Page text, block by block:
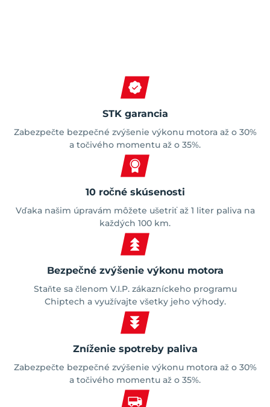
STK garancia
Zabezpečte bezpečné zvýšenie výkonu motora až o 30%
a točivého momentu až o 35%.
10 ročné skúsenosti
Vďaka našim úpravám môžete ušetriť až 1 liter paliva na
každých 100 km.
Bezpečné zvýšenie výkonu motora
Staňte sa členom V.I.P. zákazníckeho programu
Chiptech a využívajte všetky jeho výhody.
Zníženie spotreby paliva
Zabezpečte bezpečné zvýšenie výkonu motora až o 30%
a točivého momentu až o 35%.